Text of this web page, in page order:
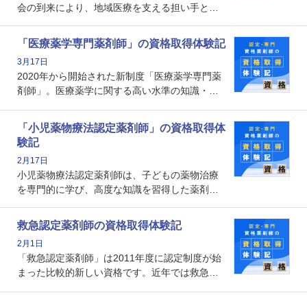
会の到来により、地域医療を支える担い手とし
で、重要度が増しているのが認定薬剤師という
資格です。認定薬剤師とはいったいどんな資格
なのでしょうか。それを取得するとどのような
メリットがあるのでしょうか。
「医療薬学専門薬剤師」の資格取得体験記
3月17日
2020年から開始された新制度「医療薬学専門薬
剤師」。医療薬学に関する高い水準の知識・技
剤師としての専門性を示す客観的な根拠の一つ
となります。取得要件は多岐に渡り、審査も複
数回ありますが、患者さんに対して一定の能力
の証明になる資格と言えます。
「小児薬物療法認定薬剤師」の資格取得体
験記
2月17日
小児薬物療法認定薬剤師は、子どもの薬物治療
を専門的に学び、高度な知識を習得した薬剤師
や、特有の疾患、心理状況を理解し、専門性を
深めることで、子どもとその保護者に寄り添え
る存在です。今回はそんな小児薬物療法認定薬
剤師の取得体験記をご紹介します。
救急認定薬剤師の資格取得体験記
2月1日
「救急認定薬剤師」は2011年度に認定制度が始
まった比較的新しい資格です。近年では救急病